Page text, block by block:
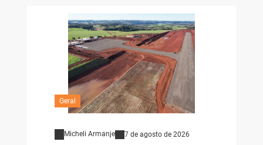
Geral
Micheli Armanje 7 de agosto de 2026